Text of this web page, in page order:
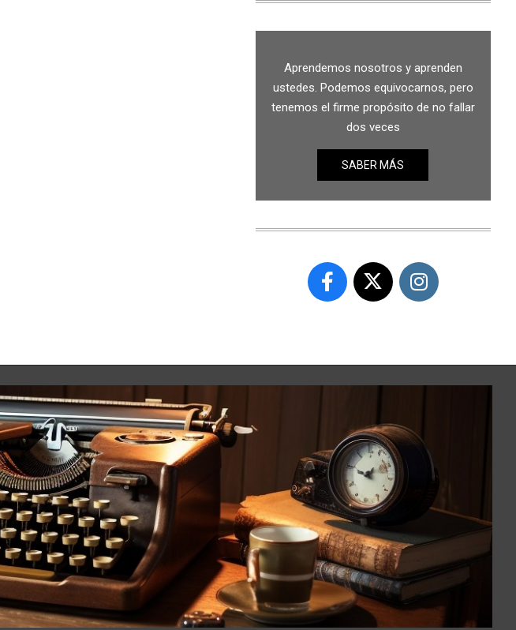
Aprendemos nosotros y aprenden
ustedes. Podemos equivocarnos, pero
tenemos el firme propósito de no fallar
dos veces
SABER MÁS